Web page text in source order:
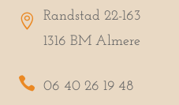

Randstad 22-163
1316 BM Almere
 06 40 26 19 48